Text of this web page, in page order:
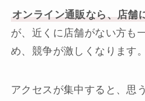
オンライン通販なら、店舗
が、近くに店舗がない方も
め、競争が激しくなります。
アクセスが集中すると、思